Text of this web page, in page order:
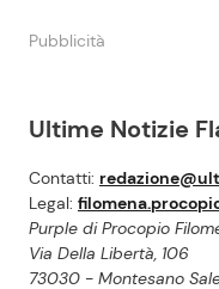
Ultime Notizie
Contatti:
Legal:
Purple di Procopio
Via Della Libertà, 106
73030 - Montesano
Pubblicità